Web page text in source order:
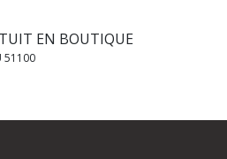
EN BOUTIQUE
51100